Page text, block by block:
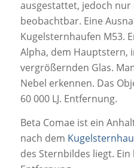
ausgestattet, jedoch nur
beobachtbar. Eine
Kugelsternhaufen M53.
Alpha, dem Hauptstern,
vergrößernden Glas.
Nebel erkennen. Das
60 000 LJ. Entfernung.
Beta Comae ist ein
nach dem
des Sternbildes liegt. Ein